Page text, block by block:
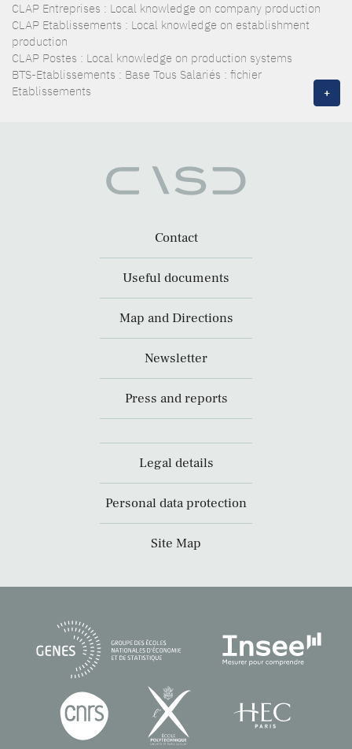
CLAP Entreprises : Local knowledge on company production
CLAP Etablissements : Local knowledge on establishment
production
CLAP Postes : Local knowledge on production systems
BTS-Etablissements : Base Tous Salariés : fichier
Etablissements
+
Contact
Useful documents
Map and Directions
Newsletter
Press and reports
Legal details
Personal data protection
Site Map